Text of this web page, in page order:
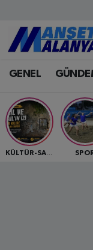
GENEL
KÜLTÜR-SANAT
Antalya
Antalya
Antalya
Antalya